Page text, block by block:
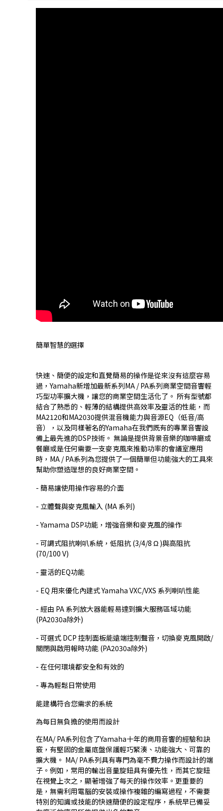
簡單智慧的選擇
快速、簡便的設定和直覺簡易的操作是從來沒有這麼容易
過，Yamaha新增加最新系列MA / PA系列商業空間音響輕
巧型功率擴大機，讓您的商業空間生活化了。 所有型號都
結合了熟悉的、輕薄的結構提供高效率及靈活的性能，而
MA2120和MA2030提供混音機能力與音源EQ（低音/高
音），以及同樣著名的Yamaha在我們既有的專業音響設
備上最先進的DSP技術。 無論是提供背景音樂的咖啡廳或
餐廳或是任何需要一支麥克風來推動功率的會議室應用
時，MA / PA系列為您提供了一個簡單但功能強大的工具來
幫助你塑造理想的良好商業空間。
- 簡易讓使用操作容易的介面
- 立體聲與麥克風輸入 (MA 系列)
- Yamama DSP功能，增強音樂和麥克風的操作
- 可調式阻抗喇叭系統，低阻抗 (3/4/8 Ω )與高阻抗
(70/100 V)
- 靈活的EQ功能
- EQ 用來優化內建式 Yamaha VXC/VXS 系列喇叭性能
- 經由 PA 系列放大器能輕易達到擴大服務區域功能
(PA2030a除外)
- 可選式 DCP 控制面板能遠端控制聲音，切換麥克風開啟/
關閉與啟用報時功能 (PA2030a除外)
- 在任何環境都安全和有效的
- 專為輕鬆日常使用
能建構符合您需求的系統
為每日無負擔的使用而設計
在MA/ PA系列包含了Yamaha十年的商用音響的經驗和訣
竅，有堅固的金屬底盤保護輕巧緊湊、功能強大、可靠的
擴大機。 MA/ PA系列具有專門為毫不費力操作而設計的端
子。例如，常用的輸出音量旋鈕具有優先性，而其它旋鈕
在視覺上次之，顯著增強了每天的操作效率。更重要的
是，無需利用電腦的安裝或操作複雜的編寫過程，不需要
特別的知識或技能的快速簡便的設定程序，系統早已備妥